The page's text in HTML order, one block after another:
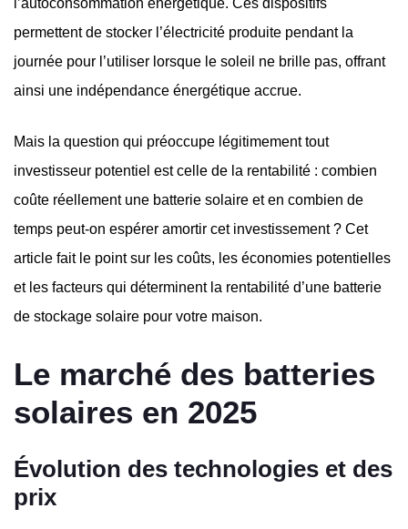
permettent de stocker l’électricité produite pendant la
journée pour l’utiliser lorsque le soleil ne brille pas, offrant
ainsi une indépendance énergétique accrue.
Mais la question qui préoccupe légitimement tout
investisseur potentiel est celle de la rentabilité : combien
coûte réellement une batterie solaire et en combien de
temps peut-on espérer amortir cet investissement ? Cet
article fait le point sur les coûts, les économies potentielles
et les facteurs qui déterminent la rentabilité d’une batterie
de stockage solaire pour votre maison.
Le marché des batteries
solaires en 2025
Évolution des technologies et des
prix